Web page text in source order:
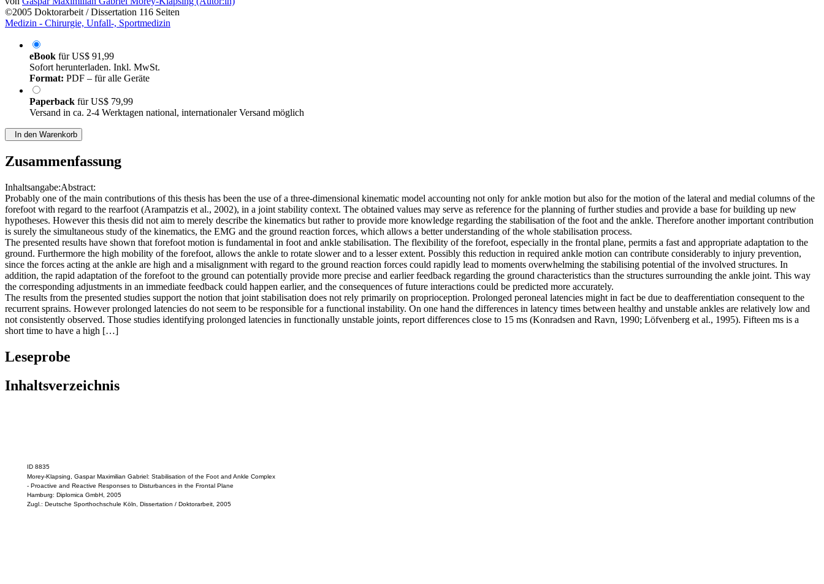
©2005 Doktorarbeit / Dissertation 116 Seiten
Medizin - Chirurgie, Unfall-, Sportmedizin
eBook fürUS$ 91,99
Sofort herunterladen. Inkl. MwSt.
Format: PDF – für alle Geräte
Paperback fürUS$ 79,99
Versand in ca. 2-4 Werktagen national, internationaler Versand möglich
In den Warenkorb
Zusammenfassung
Inhaltsangabe:Abstract:
Probably one of the main contributions of this thesis has been the use of a three-dimensional kinematic model accounting not only for ankle motion but also for the motion of the lateral and medial columns of the
forefoot with regard to the rearfoot (Arampatzis et al., 2002), in a joint stability context. The obtained values may serve as reference for the planning of further studies and provide a base for building up new
hypotheses. However this thesis did not aim to merely describe the kinematics but rather to provide more knowledge regarding the stabilisation of the foot and the ankle. Therefore another important contribution
is surely the simultaneous study of the kinematics, the EMG and the ground reaction forces, which allows a better understanding of the whole stabilisation process.
The presented results have shown that forefoot motion is fundamental in foot and ankle stabilisation. The flexibility of the forefoot, especially in the frontal plane, permits a fast and appropriate adaptation to the
ground. Furthermore the high mobility of the forefoot, allows the ankle to rotate slower and to a lesser extent. Possibly this reduction in required ankle motion can contribute considerably to injury prevention,
since the forces acting at the ankle are high and a misalignment with regard to the ground reaction forces could rapidly lead to moments overwhelming the stabilising potential of the involved structures. In
addition, the rapid adaptation of the forefoot to the ground can potentially provide more precise and earlier feedback regarding the ground characteristics than the structures surrounding the ankle joint. This way
the corresponding adjustments in an immediate feedback could happen earlier, and the consequences of future interactions could be predicted more accurately.
The results from the presented studies support the notion that joint stabilisation does not rely primarily on proprioception. Prolonged peroneal latencies might in fact be due to deafferentiation consequent to the
recurrent sprains. However prolonged latencies do not seem to be responsible for a functional instability. On one hand the differences in latency times between healthy and unstable ankles are relatively low and
not consistently observed. Those studies identifying prolonged latencies in functionally unstable joints, report differences close to 15 ms (Konradsen and Ravn, 1990; Löfvenberg et al., 1995). Fifteen ms is a
short time to have a high […]
Leseprobe
Inhaltsverzeichnis
ID 8835
Morey-Klapsing, Gaspar Maximilian Gabriel: Stabilisation of the Foot and Ankle Complex
- Proactive and Reactive Responses to Disturbances in the Frontal Plane
Hamburg: Diplomica GmbH, 2005
Zugl.: Deutsche Sporthochschule Köln, Dissertation / Doktorarbeit, 2005